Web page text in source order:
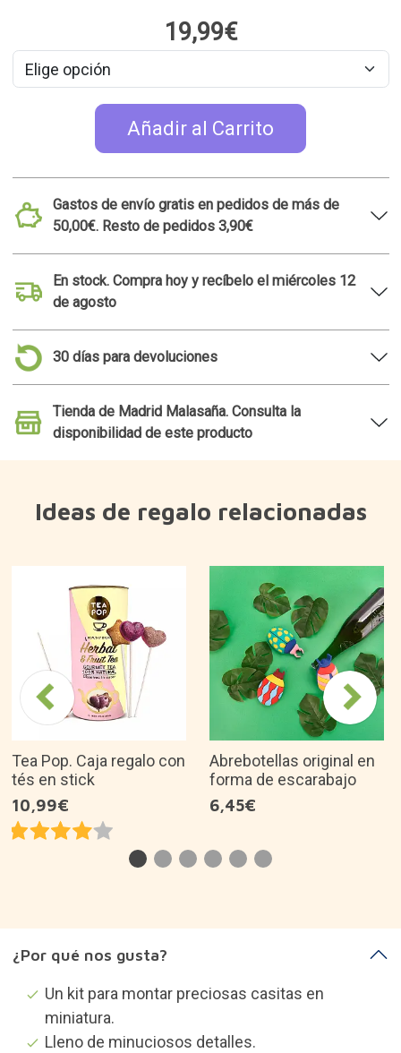
19,99€
Añadir al Carrito
Gastos de envío gratis en pedidos de más de
50,00€. Resto de pedidos 3,90€
En stock. Compra hoy y recíbelo el miércoles 12
de agosto
30 días para devoluciones
Tienda de Madrid Malasaña. Consulta la
disponibilidad de este producto
Ideas de regalo relacionadas
Tea Pop. Caja regalo con
tés en stick
10,99€
Abrebotellas original en
forma de escarabajo
6,45€
¿Por qué nos gusta?
Un kit para montar preciosas casitas en
miniatura.
Lleno de minuciosos detalles.